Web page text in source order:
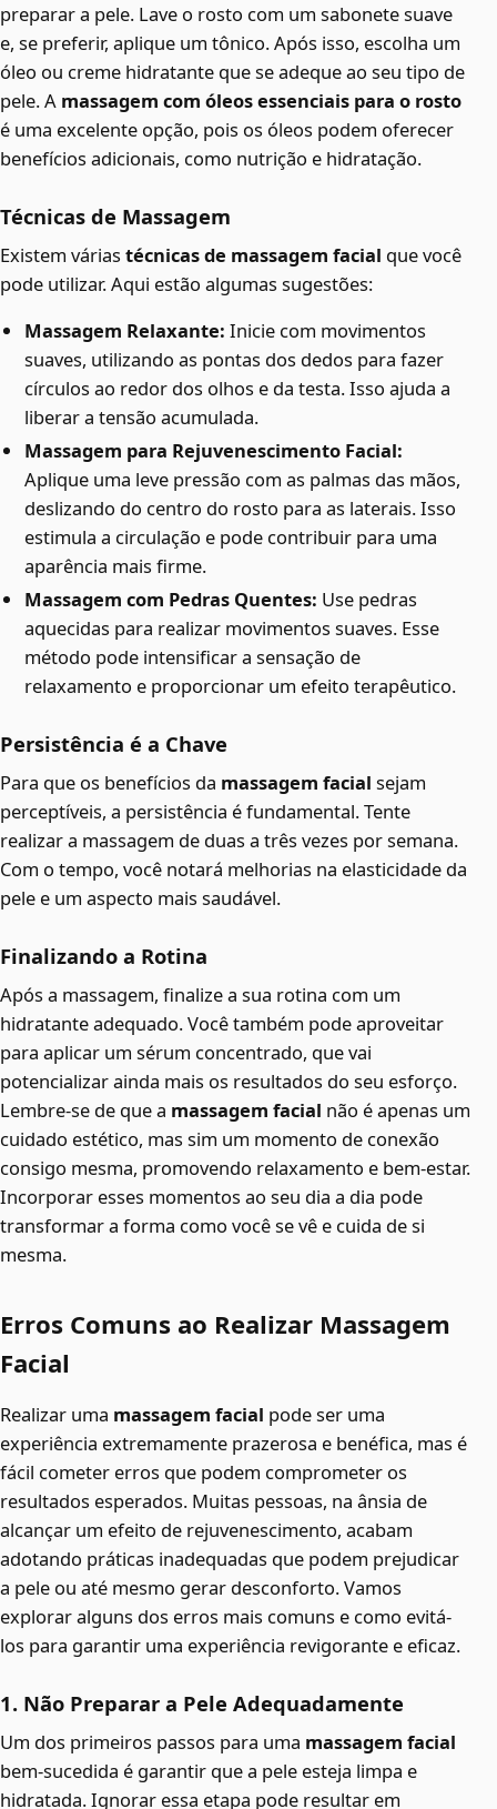
preparar a pele. Lave o rosto com um sabonete suave
e, se preferir, aplique um tônico. Após isso, escolha um
óleo ou creme hidratante que se adeque ao seu tipo de
pele. A massagem com óleos essenciais para o rosto
é uma excelente opção, pois os óleos podem oferecer
benefícios adicionais, como nutrição e hidratação.
Técnicas de Massagem
Existem várias técnicas de massagem facial que você
pode utilizar. Aqui estão algumas sugestões:
Massagem Relaxante: Inicie com movimentos
suaves, utilizando as pontas dos dedos para fazer
círculos ao redor dos olhos e da testa. Isso ajuda a
liberar a tensão acumulada.
Massagem para Rejuvenescimento Facial:
Aplique uma leve pressão com as palmas das mãos,
deslizando do centro do rosto para as laterais. Isso
estimula a circulação e pode contribuir para uma
aparência mais firme.
Massagem com Pedras Quentes: Use pedras
aquecidas para realizar movimentos suaves. Esse
método pode intensificar a sensação de
relaxamento e proporcionar um efeito terapêutico.
Persistência é a Chave
Para que os benefícios da massagem facial sejam
perceptíveis, a persistência é fundamental. Tente
realizar a massagem de duas a três vezes por semana.
Com o tempo, você notará melhorias na elasticidade da
pele e um aspecto mais saudável.
Finalizando a Rotina
Após a massagem, finalize a sua rotina com um
hidratante adequado. Você também pode aproveitar
para aplicar um sérum concentrado, que vai
potencializar ainda mais os resultados do seu esforço.
Lembre-se de que a massagem facial não é apenas um
cuidado estético, mas sim um momento de conexão
consigo mesma, promovendo relaxamento e bem-estar.
Incorporar esses momentos ao seu dia a dia pode
transformar a forma como você se vê e cuida de si
mesma.
Erros Comuns ao Realizar Massagem
Facial
Realizar uma massagem facial pode ser uma
experiência extremamente prazerosa e benéfica, mas é
fácil cometer erros que podem comprometer os
resultados esperados. Muitas pessoas, na ânsia de
alcançar um efeito de rejuvenescimento, acabam
adotando práticas inadequadas que podem prejudicar
a pele ou até mesmo gerar desconforto. Vamos
explorar alguns dos erros mais comuns e como evitá-
los para garantir uma experiência revigorante e eficaz.
1. Não Preparar a Pele Adequadamente
Um dos primeiros passos para uma massagem facial
bem-sucedida é garantir que a pele esteja limpa e
hidratada. Ignorar essa etapa pode resultar em